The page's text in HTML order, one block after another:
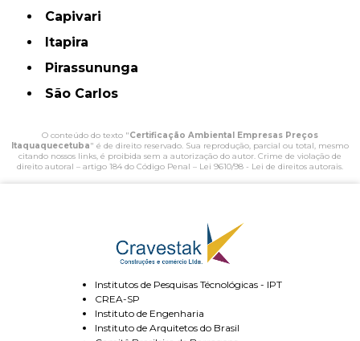
Capivari
Itapira
Pirassununga
São Carlos
O conteúdo do texto "Certificação Ambiental Empresas Preços
Itaquaquecetuba" é de direito reservado. Sua reprodução, parcial ou total, mesmo
citando nossos links, é proibida sem a autorização do autor. Crime de violação de
direito autoral – artigo 184 do Código Penal – Lei 9610/98 - Lei de direitos autorais.
Institutos de Pesquisas Técnológicas - IPT
CREA-SP
Instituto de Engenharia
Instituto de Arquitetos do Brasil